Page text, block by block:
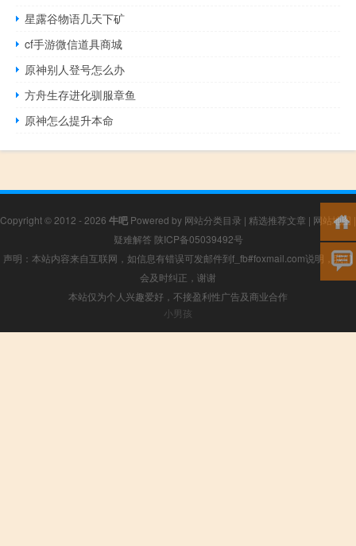
星露谷物语几天下矿
cf手游微信道具商城
原神别人登号怎么办
方舟生存进化驯服章鱼
原神怎么提升本命
Copyright © 2012 - 2026 牛吧 Powered by 网站分类目录 | 精选推荐文章 | 网站地图 |
疑难解答 陕ICP备05039492号
声明：本站内容来自互联网，如信息有错误可发邮件到f_fb#foxmail.com说明，我们
会及时纠正，谢谢
本站仅为个人兴趣爱好，不接盈利性广告及商业合作
小男孩